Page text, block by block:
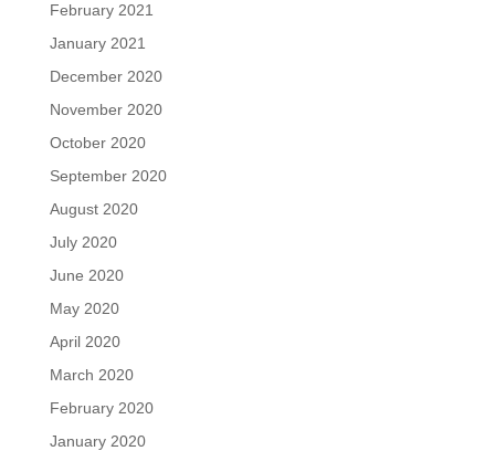
February 2021
January 2021
December 2020
November 2020
October 2020
September 2020
August 2020
July 2020
June 2020
May 2020
April 2020
March 2020
February 2020
January 2020